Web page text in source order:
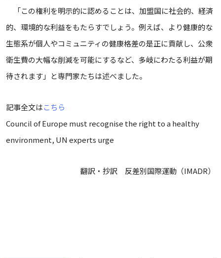
「この権利を明示的に認めることは、加盟国に社会的、経済
的、環境的な利益をもたらすでしょう。例えば、より健康的な
生態系が個人やコミュニティの健康格差の是正に貢献し、公衆
衛生費の大幅な削減を可能にするなど、多岐にわたる利益が期
待されます」と専門家たちは述べました。
記事全文はこちら
Council of Europe must recognise the right to a healthy
environment, UN experts urge
翻訳・抄訳 反差別国際運動（IMADR）